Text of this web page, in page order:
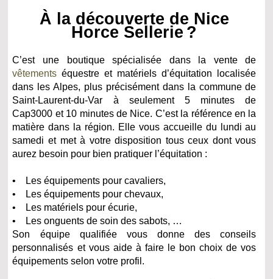
À la découverte de Nice
Horce Sellerie ?
C’est une boutique spécialisée dans la vente de
vêtements équestre et matériels d’équitation localisée
dans les Alpes, plus précisément dans la commune de
Saint-Laurent-du-Var à seulement 5 minutes de
Cap3000 et 10 minutes de Nice. C’est la référence en la
matière dans la région. Elle vous accueille du lundi au
samedi et met à votre disposition tous ceux dont vous
aurez besoin pour bien pratiquer l’équitation :
• Les équipements pour cavaliers,
• Les équipements pour chevaux,
• Les matériels pour écurie,
• Les onguents de soin des sabots, …
Son équipe qualifiée vous donne des conseils
personnalisés et vous aide à faire le bon choix de vos
équipements selon votre profil.